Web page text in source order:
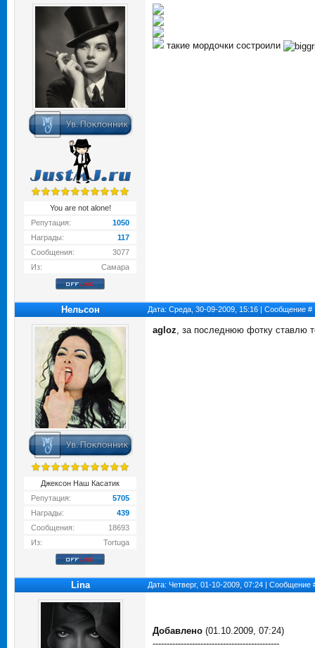
You are not alone!
Репутация:
1050
Награды:
117
Сообщения:
3077
Из:
Самара
такие мордочки состроили
Нельсон Дата: Среда, 30-09-2009, 15:16 | Сообщение #
Джексон Наш Касатик
Репутация:
5705
Награды:
439
Сообщения:
18693
Из:
Tortuga
agloz, за последнюю фотку ставлю
Lina Дата: Четверг, 01-10-2009, 07:24 | Сообщение
Добавлено (01.10.2009, 07:24)
---------------------------------------------